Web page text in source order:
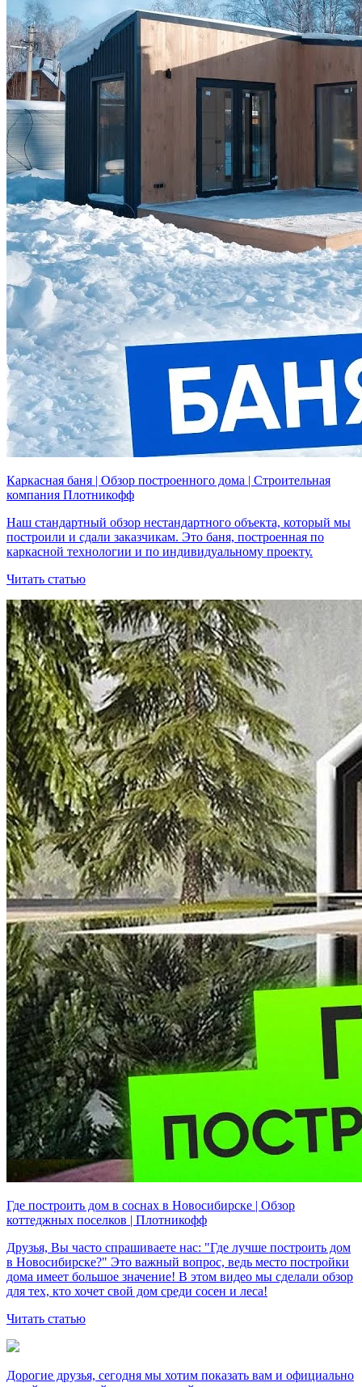
Каркасная баня | Обзор построенного дома | Строительная
компания Плотникофф
Наш стандартный обзор нестандартного объекта, который мы
построили и сдали заказчикам. Это баня, построенная по
каркасной технологии и по индивидуальному проекту.
Читать статью
Где построить дом в соснах в Новосибирске | Обзор
коттеджных поселков | Плотникофф
Друзья, Вы часто спрашиваете нас: "Где лучше построить дом
в Новосибирске?" Это важный вопрос, ведь место постройки
дома имеет большое значение! В этом видео мы сделали обзор
для тех, кто хочет свой дом среди сосен и леса!
Читать статью
Дорогие друзья, сегодня мы хотим показать вам и официально